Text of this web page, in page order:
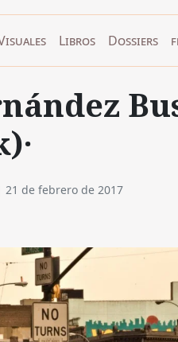
Libros Dossiers
21 de febrero de 2017